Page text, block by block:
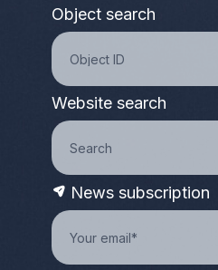
Object search
Website search
News subscription